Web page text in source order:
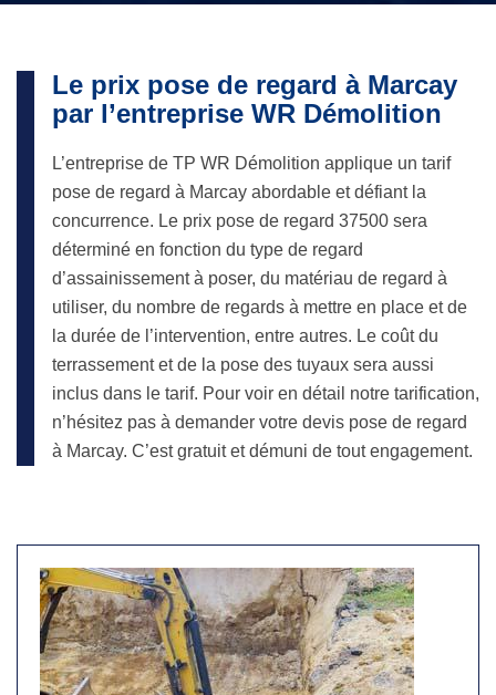
Le prix pose de regard à Marcay
par l’entreprise WR Démolition
L’entreprise de TP WR Démolition applique un tarif
pose de regard à Marcay abordable et défiant la
concurrence. Le prix pose de regard 37500 sera
déterminé en fonction du type de regard
d’assainissement à poser, du matériau de regard à
utiliser, du nombre de regards à mettre en place et de
la durée de l’intervention, entre autres. Le coût du
terrassement et de la pose des tuyaux sera aussi
inclus dans le tarif. Pour voir en détail notre tarification,
n’hésitez pas à demander votre devis pose de regard
à Marcay. C’est gratuit et démuni de tout engagement.